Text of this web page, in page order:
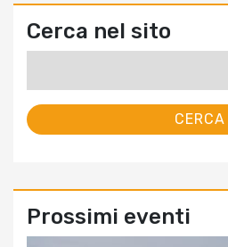
Cerca nel sito
Prossimi eventi